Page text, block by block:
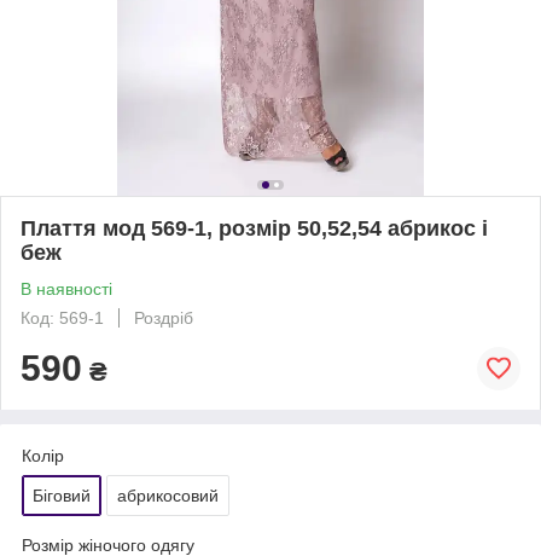
Плаття мод 569-1, розмір 50,52,54 абрикос і
беж
В наявності
Код: 569-1
Роздріб
590 ₴
Колір
Біговий абрикосовий
Розмір жіночого одягу